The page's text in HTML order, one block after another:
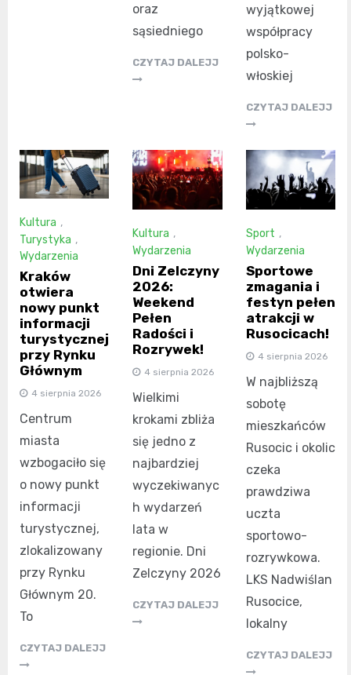
oraz
sąsiedniego
CZYTAJ DALEJJ
wyjątkowej
współpracy
polsko-
włoskiej
CZYTAJ DALEJJ
Kultura ,
Turystyka ,
Wydarzenia
Kraków
otwiera
nowy punkt
informacji
turystycznej
przy Rynku
Głównym
4 sierpnia 2026
Centrum
miasta
wzbogaciło się
o nowy punkt
informacji
turystycznej,
zlokalizowany
przy Rynku
Głównym 20.
To
CZYTAJ DALEJJ
Kultura ,
Wydarzenia
Dni Zelczyny
2026:
Weekend
Pełen
Radości i
Rozrywek!
4 sierpnia 2026
Wielkimi
krokami zbliża
się jedno z
najbardziej
wyczekiwanyc
h wydarzeń
lata w
regionie. Dni
Zelczyny 2026
CZYTAJ DALEJJ
Sport ,
Wydarzenia
Sportowe
zmagania i
festyn pełen
atrakcji w
Rusocicach!
4 sierpnia 2026
W najbliższą
sobotę
mieszkańców
Rusocic i okolic
czeka
prawdziwa
uczta
sportowo-
rozrywkowa.
LKS Nadwiślan
Rusocice,
lokalny
CZYTAJ DALEJJ